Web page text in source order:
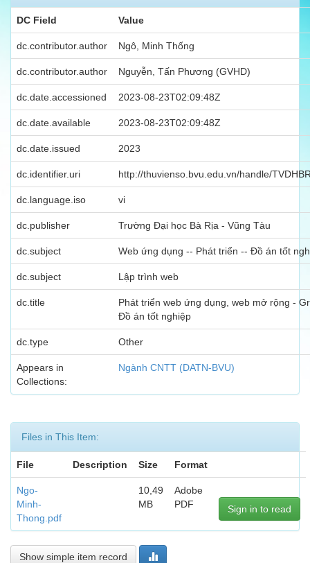
DC Field Value
dc.contributor.author Ngô, Minh Thống
dc.contributor.author Nguyễn, Tấn Phương (GVHD)
dc.date.accessioned 2023-08-23T02:09:48Z
dc.date.available 2023-08-23T02:09:48Z
dc.date.issued 2023
dc.identifier.uri http://thuvienso.bvu.edu.vn/handle/
dc.language.iso vi
dc.publisher Trường Đại học Bà Rịa - Vũng Tàu
dc.subject Web ứng dụng -- Phát triển -- Đồ án tốt
dc.subject Lập trình web
dc.title
Phát triển web ứng dụng, web mở rộng -
Đồ án tốt nghiệp
dc.type Other
Appears in
Collections:
Ngành CNTT (DATN-BVU)
Files in This Item:
File Description Size Format
Ngo-
Minh-
Thong.pdf
10,49
MB
Adobe
PDF
Sign in to read
Show simple item record